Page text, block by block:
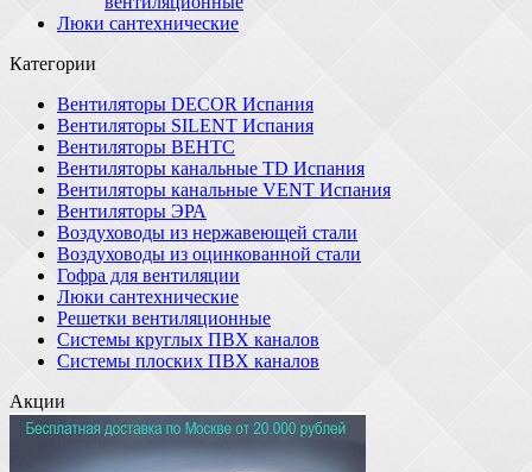
Люки сантехнические
Категории
Вентиляторы DECOR Испания
Вентиляторы SILENT Испания
Вентиляторы ВЕНТС
Вентиляторы канальные TD Испания
Вентиляторы канальные VENT Испания
Вентиляторы ЭРА
Воздуховоды из нержавеющей стали
Воздуховоды из оцинкованной стали
Гофра для вентиляции
Люки сантехнические
Решетки вентиляционные
Системы круглых ПВХ каналов
Системы плоских ПВХ каналов
Акции